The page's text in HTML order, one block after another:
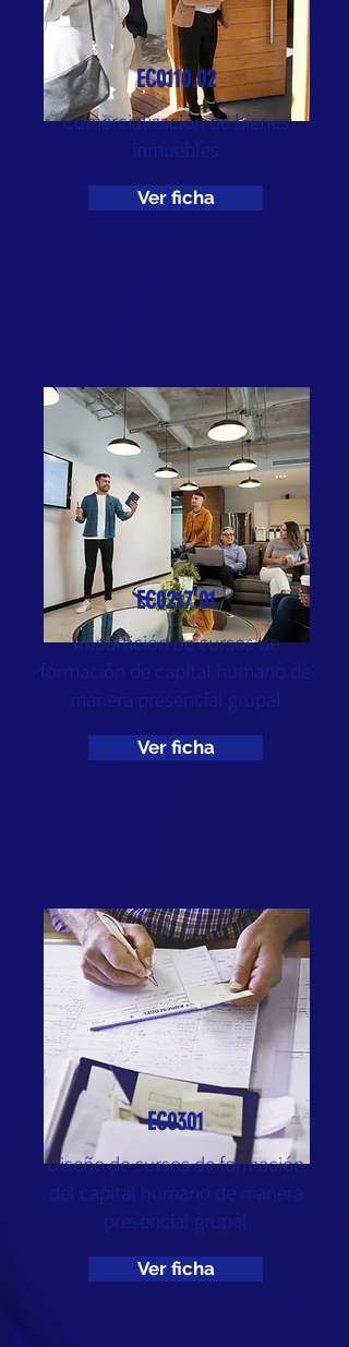
EC0110.02
Comercialización de bienes
inmuebles
Ver ficha
EC0217.01
Impartición de cursos de
formación de capital humano de
manera presencial grupal
Ver ficha
EC0301
Diseño de cursos de formación
del capital humano de manera
presencial grupal
Ver ficha